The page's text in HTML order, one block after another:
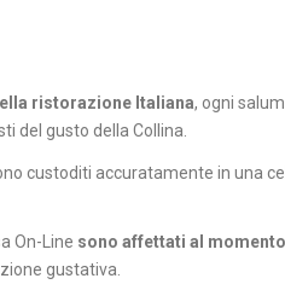
ristorazione Italiana, ogni
del gusto della Collina.
custoditi accuratamente in una
On-Line sono affettati al
gustativa.